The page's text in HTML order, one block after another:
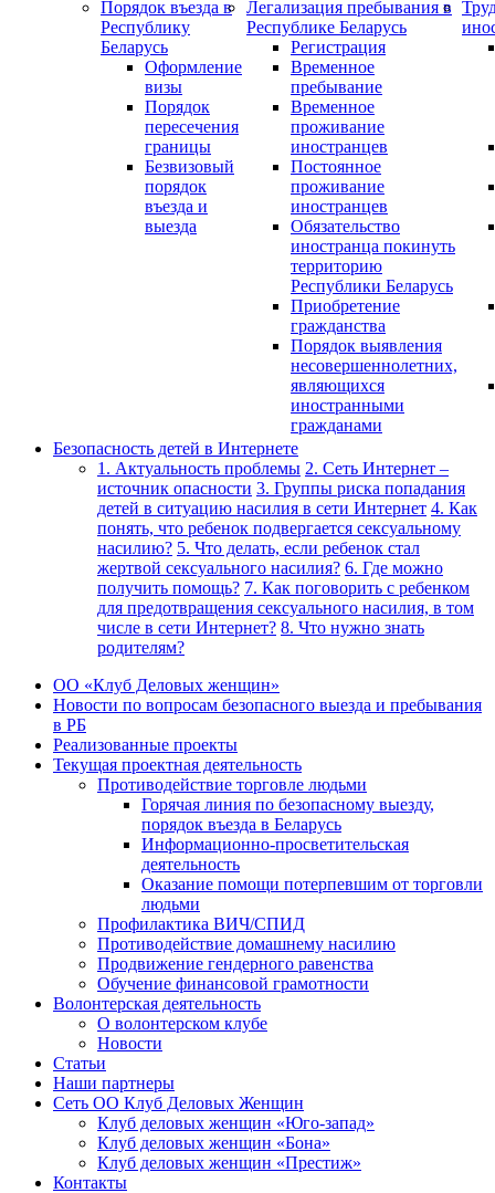
Порядок въезда в
Республику
Беларусь
Оформление
визы
Порядок
пересечения
границы
Безвизовый
порядок
въезда и
выезда
Легализация пребывания в
Республике Беларусь
Регистрация
Временное
пребывание
Временное
проживание
иностранцев
Постоянное
проживание
иностранцев
Обязательство
иностранца покинуть
территорию
Республики Беларусь
Приобретение
гражданства
Порядок выявления
несовершеннолетних,
являющихся
иностранными
гражданами
Безопасность детей в Интернете
1. Актуальность проблемы 2. Сеть Интернет –
источник опасности 3. Группы риска попадания
детей в ситуацию насилия в сети Интернет 4. Как
понять, что ребенок подвергается сексуальному
насилию? 5. Что делать, если ребенок стал
жертвой сексуального насилия? 6. Где можно
получить помощь? 7. Как поговорить с ребенком
для предотвращения сексуального насилия, в том
числе в сети Интернет? 8. Что нужно знать
родителям?
ОО «Клуб Деловых женщин»
Новости по вопросам безопасного выезда и пребывания
в РБ
Реализованные проекты
Текущая проектная деятельность
Противодействие торговле людьми
Горячая линия по безопасному выезду,
порядок въезда в Беларусь
Информационно-просветительская
деятельность
Оказание помощи потерпевшим от торговли
людьми
Профилактика ВИЧ/СПИД
Противодействие домашнему насилию
Продвижение гендерного равенства
Обучение финансовой грамотности
Волонтерская деятельность
О волонтерском клубе
Новости
Статьи
Наши партнеры
Сеть ОО Клуб Деловых Женщин
Клуб деловых женщин «Юго-запад»
Клуб деловых женщин «Бона»
Клуб деловых женщин «Престиж»
Контакты